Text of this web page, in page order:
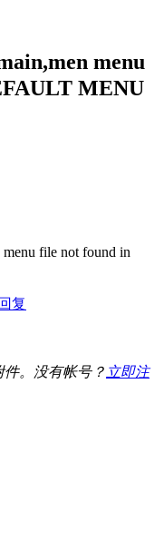
menu
MENU
file not found in
回复
。没有帐号？ 立即注